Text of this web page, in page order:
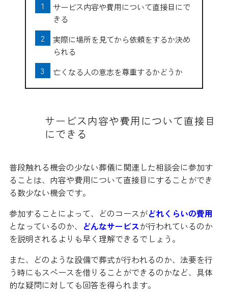
サービス内容や費用について直接目にで
きる
実際に場所を見てから依頼をするか決め
られる
亡くなる人の意志を尊重するかどうか
サービス内容や費用について直接目
にできる
普段触れる機会の少ない葬儀に関連した相談会に参加す
ることは、内容や費用について直接目にすることができ
る数少ない機会です。
参加することによって、どのコースがどれくらいの費用
となっているのか、 どんなサービスが行われているのか
を説明されるよりも早く理解できるでしょう。
また、どのような設備で葬式が行われるのか、法要を行
う時にもスペースを借りることができるのかなど、具体
的な疑問に対しても回答を得られます。